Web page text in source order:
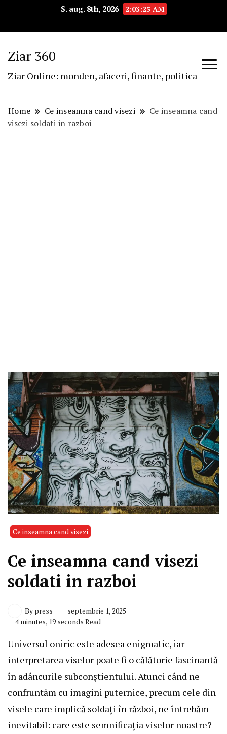
S. aug. 8th, 2026 2:03:26 AM
Ziar 360
Ziar Online: monden, afaceri, finante, politica
Home Ce inseamna cand visezi
Ce inseamna cand
visezi soldati in razboi
Ce inseamna cand visezi
Ce inseamna cand visezi
soldati in razboi
By press
septembrie 1, 2025
4 minutes, 19 seconds Read
Universul oniric este adesea enigmatic, iar
interpretarea viselor poate fi o călătorie fascinantă
în adâncurile subconștientului. Atunci când ne
confruntăm cu imagini puternice, precum cele din
visele care implică soldați în război, ne întrebăm
inevitabil: care este semnificația viselor noastre?